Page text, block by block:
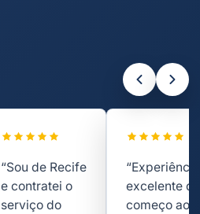
“Sou de Recife
e contratei o
serviço do
“Experiência
excelente do
começo ao